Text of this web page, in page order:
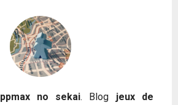
ppmax no sekai. Blog jeux de